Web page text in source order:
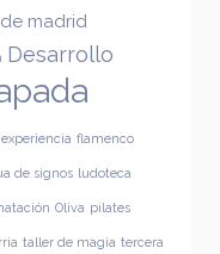
madrid
Desarrollo
experiencia flamenco
de signos ludoteca
Oliva pilates
taller de magia tercera